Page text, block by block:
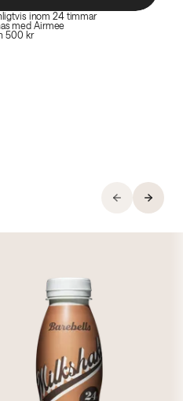
inom 24 timmar
med Airmee
500 kr